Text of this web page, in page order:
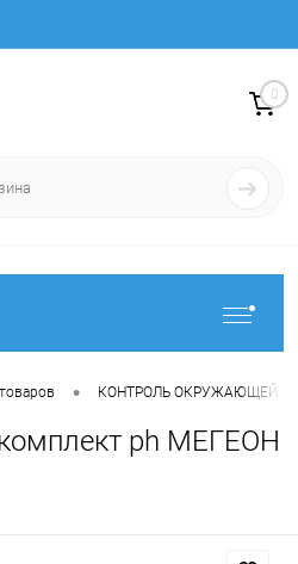
0
• КОНТРОЛЬ ОКРУЖАЮЩЕЙ
ph МЕГЕОН